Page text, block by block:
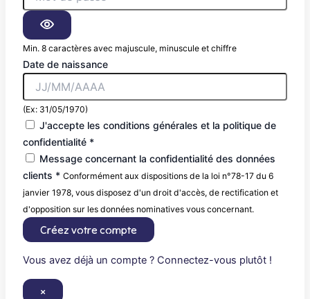
Min. 8 caractères avec majuscule, minuscule et chiffre
Date de naissance
(Ex: 31/05/1970)
J'accepte les conditions générales et la politique de
confidentialité *
Message concernant la confidentialité des données
clients * Conformément aux dispositions de la loi n°78-17 du 6
janvier 1978, vous disposez d'un droit d'accès, de rectification et
d'opposition sur les données nominatives vous concernant.
Créez votre compte
Vous avez déjà un compte ? Connectez-vous plutôt !
×